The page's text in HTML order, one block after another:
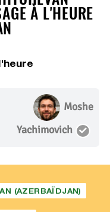
À L'HEURE
Moshe
Yachimovich
(AZERBAÏDJAN)